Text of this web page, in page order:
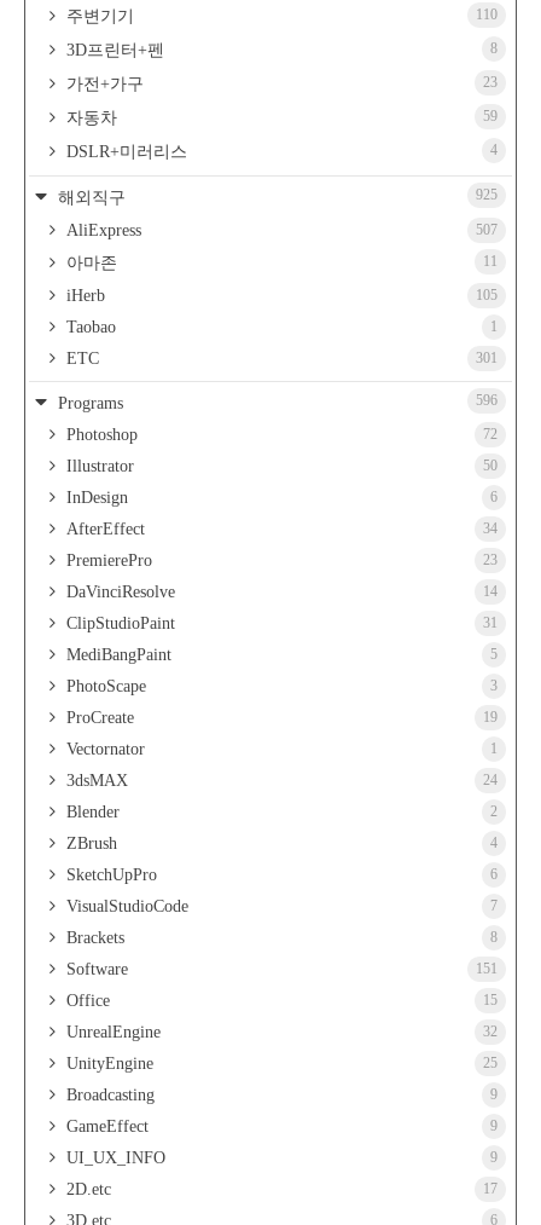
주변기기 110
3D프린터+펜 8
가전+가구 23
자동차 59
DSLR+미러리스 4
해외직구 925
AliExpress 507
아마존 11
iHerb 105
Taobao 1
ETC 301
Programs 596
Photoshop 72
Illustrator 50
InDesign 6
AfterEffect 34
PremierePro 23
DaVinciResolve 14
ClipStudioPaint 31
MediBangPaint 5
PhotoScape 3
ProCreate 19
Vectornator 1
3dsMAX 24
Blender 2
ZBrush 4
SketchUpPro 6
VisualStudioCode 7
Brackets 8
Software 151
Office 15
UnrealEngine 32
UnityEngine 25
Broadcasting 9
GameEffect 9
UI_UX_INFO 9
2D.etc 17
3D.etc 6